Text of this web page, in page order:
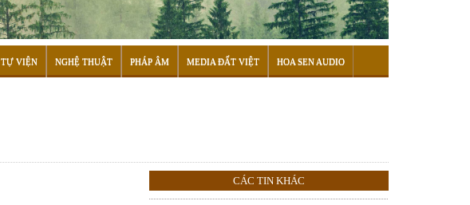
TỰ VIỆN NGHỆ THUẬT PHÁP ÂM MEDIA ĐẤT VIỆT HOA SEN AUDIO
CÁC TIN KHÁC